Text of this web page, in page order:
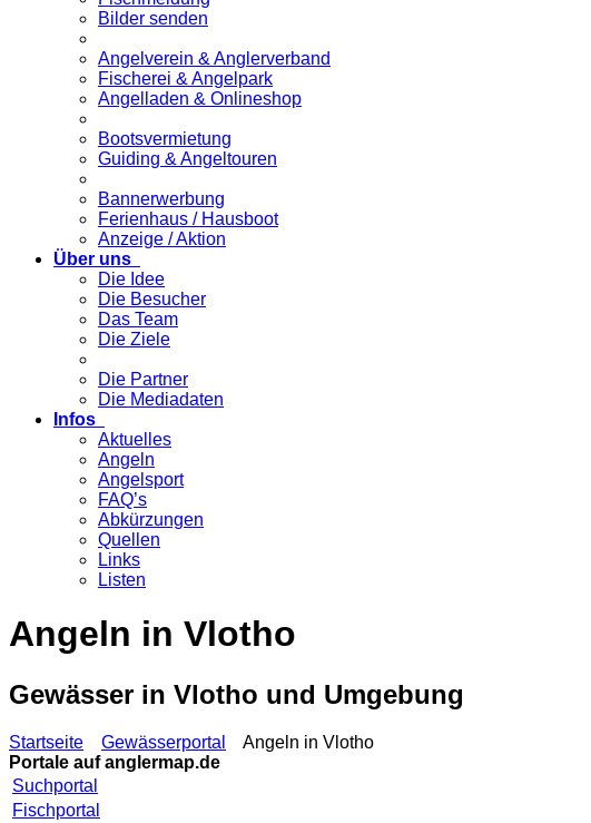
Bilder senden
Angelverein & Anglerverband
Fischerei & Angelpark
Angelladen & Onlineshop
Bootsvermietung
Guiding & Angeltouren
Bannerwerbung
Ferienhaus / Hausboot
Anzeige / Aktion
Über uns
Die Idee
Die Besucher
Das Team
Die Ziele
Die Partner
Die Mediadaten
Infos
Aktuelles
Angeln
Angelsport
FAQ’s
Abkürzungen
Quellen
Links
Listen
Angeln in Vlotho
Gewässer in Vlotho und Umgebung
Startseite Gewässerportal
Angeln in Vlotho
Portale aufanglermap.de
Suchportal
Fischportal